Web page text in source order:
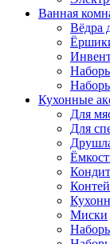
Ванная
Вёдра
Кухонные
Для
Для
Миски